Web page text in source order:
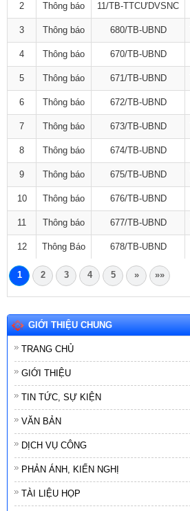
2 Thông báo 11/TB-TTCƯDVSNC
3 Thông báo 680/TB-UBND
4 Thông báo 670/TB-UBND
5 Thông báo 671/TB-UBND
6 Thông báo 672/TB-UBND
7 Thông báo 673/TB-UBND
8 Thông báo 674/TB-UBND
9 Thông báo 675/TB-UBND
10 Thông báo 676/TB-UBND
11 Thông báo 677/TB-UBND
12 Thông Báo 678/TB-UBND
1 2 3 4 5 » »»
GIỚI THIỆU CHUNG
TRANG CHỦ
GIỚI THIỆU
TIN TỨC, SỰ KIỆN
VĂN BẢN
DỊCH VỤ CÔNG
PHẢN ÁNH, KIẾN NGHỊ
TÀI LIỆU HỌP